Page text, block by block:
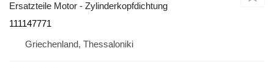
Ersatzteile Motor - Zylinderkopfdichtung
111147771
Griechenland, Thessaloniki